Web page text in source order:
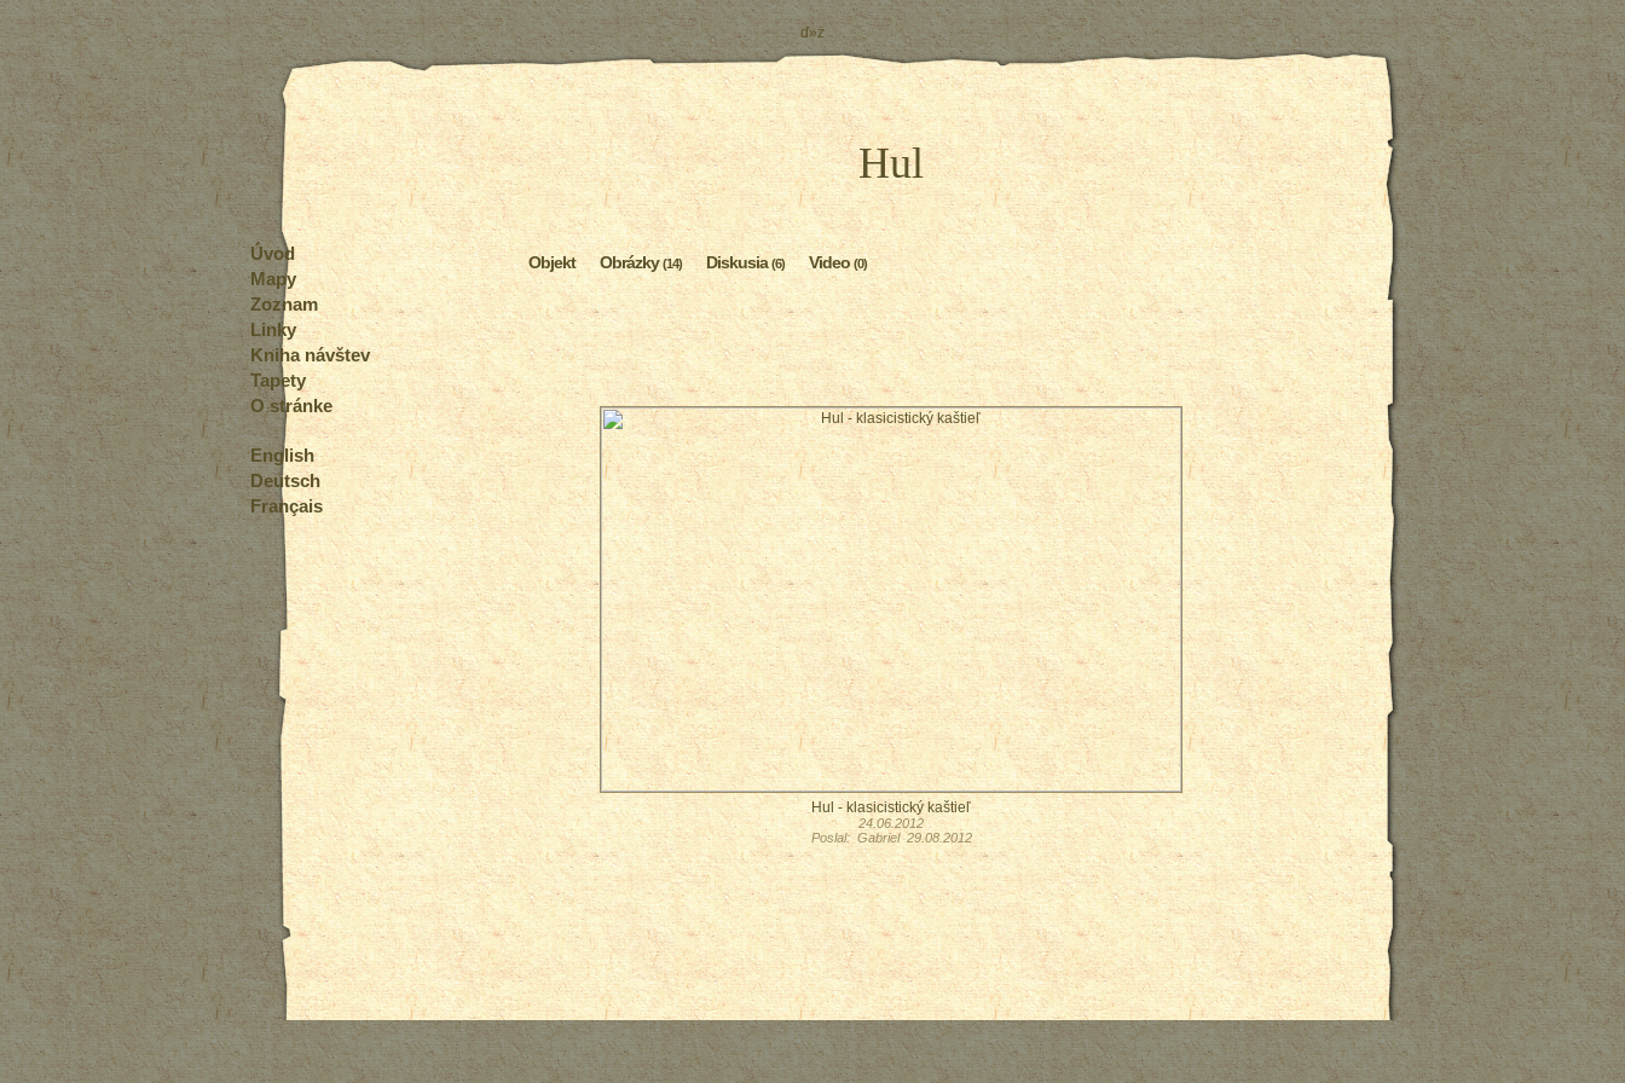
ď»ż
Hul
Objekt Obrázky(14) Diskusia(6) Video (0)
Hul - klasicistický kaštieľ
24.06.2012
Poslal: Gabriel 29.08.2012
Úvod
Mapy
Zoznam
Linky
Kniha návštev
Tapety
O stránke
English
Deutsch
Français